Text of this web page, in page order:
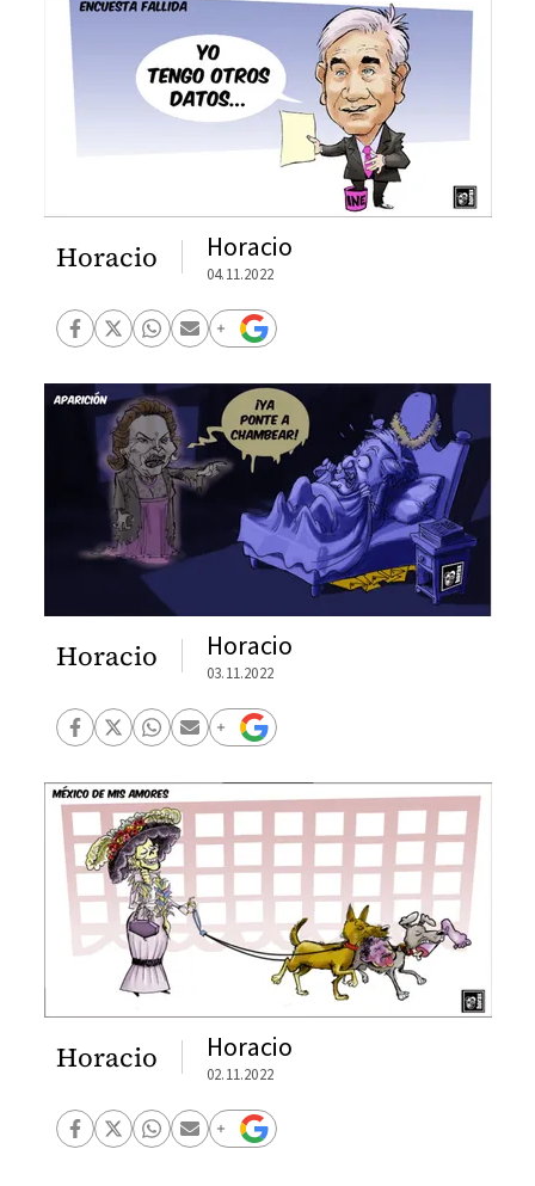
Horacio Horacio
04.11.2022
Horacio Horacio
03.11.2022
Horacio Horacio
02.11.2022